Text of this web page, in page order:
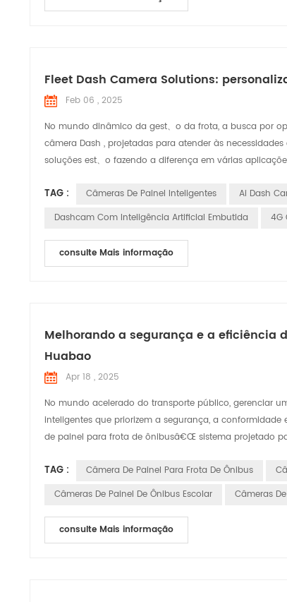
Fleet Dash Camera Solutions:
Feb 06 , 2025
No mundo dinâmico da gest、o da frota, a busca por
câmera Dash , projetadas para atender às
soluções est、o fazendo a diferença em várias
TAG : Câmeras De Painel Inteligentes Ai Dash
Dashcam Com Inteligência Artificial Embutida
4G
consulte Mais informação
Melhorando a segurança e a eficiência
Huabao
Apr 18 , 2025
No mundo acelerado do transporte público, gerenciar
inteligentes que priorizem a segurança, a
de painel para frota de ônibusâ€Œ sistema projetado
TAG : Câmera De Painel Para Frota De Ônibus
Câmeras De Painel De Ônibus Escolar
Câmeras
consulte Mais informação